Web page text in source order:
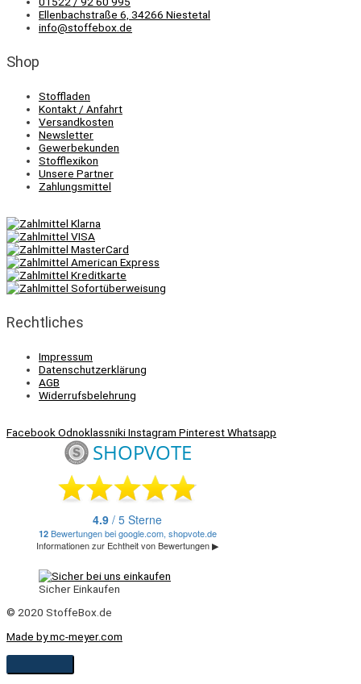
Ellenbachstraße 6, 34266 Niestetal
info@stoffebox.de
Shop
Stoffladen
Kontakt / Anfahrt
Versandkosten
Newsletter
Gewerbekunden
Stofflexikon
Unsere Partner
Zahlungsmittel
Rechtliches
Impressum
Datenschutzerklärung
AGB
Widerrufsbelehrung
FacebookOdnoklassnikiInstagram PinterestWhatsapp
Sicher Einkaufen
© 2020 StoffeBox.de
Made by mc-meyer.com